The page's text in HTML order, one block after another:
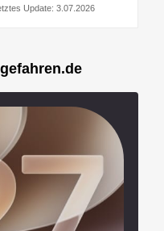
Update: 3.07.2026